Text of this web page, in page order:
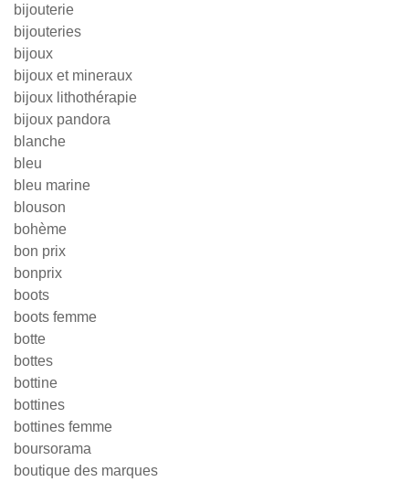
bijouterie
bijouteries
bijoux
bijoux et mineraux
bijoux lithothérapie
bijoux pandora
blanche
bleu
bleu marine
blouson
bohème
bon prix
bonprix
boots
boots femme
botte
bottes
bottine
bottines
bottines femme
boursorama
boutique des marques